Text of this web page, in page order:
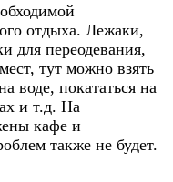
отдыха. Лежаки,
для переодевания,
тут можно взять
воде, покататься на
и т.д. На
кафе и
также не будет.